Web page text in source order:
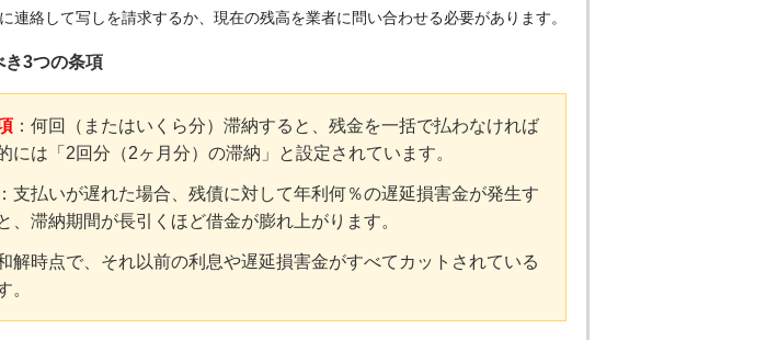
連絡して写しを請求するか、現在の残高を業者に問い合わせる必要があります。
き3つの条項
：何回（またはいくら分）滞納すると、残金を一括で払わなければ
には「2回分（2ヶ月分）の滞納」と設定されています。
：支払いが遅れた場合、残債に対して年利何％の遅延損害金が発生す
、滞納期間が長引くほど借金が膨れ上がります。
解時点で、それ以前の利息や遅延損害金がすべてカットされている
。